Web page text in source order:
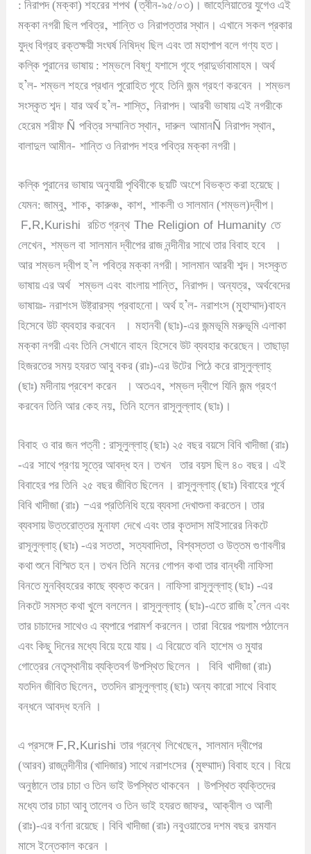
: নিরাপদ (মক্কা) শহরের শপথ (ত্বীন-৯৫/০৩) ।জাহেলিয়াতের যুগেও এই
মক্কা নগরী ছিল পবিত্র,শান্তি ও নিরাপত্তার স্থান ।এখানে সকল প্রকার
যুদ্ধ বিগ্রহ রক্তক্ষয়ী সংঘর্ষ নিষিদ্ধ ছিল এবং তা মহাপাপ বলে গণ্য হত।
কল্কি পুরানের ভাষায় : শম্ভলে বিষ্ণূ যশাসে গৃহে প্রাদুর্ভাবামাহম ।অর্থ
হ’ল- শম্ভল শহরে প্রধান পুরোহিত গৃহে তিনি জন্ম গ্রহণ করবেন ।শম্ভল
সংস্কৃত শব্দ।যার অর্থ হ’ল- শাস্তি,নিরাপদ।আরবী ভাষায় এই নগরীকে
হেরেম শরীফ Ñপবিত্র সম্মানিত স্থান,দারুল আমানÑনিরাপদ স্থান,
বালাদুল আমীন- শান্তি ও নিরাপদ শহর পবিত্র মক্কা নগরী ।
কল্কি পুরানের ভাষায় অনুযায়ী পৃথিবীকে ছয়টি অংশে বিভক্ত করা হয়েছে ।
যেমন: জাম্বু,শাক,কারুঞ্চ,কাশ,শাকলী ও সালমান (শম্ভল)দ্বীপ।
F.R.Kurishi রচিত গ্রন্থ The Religion of Humanityতে
লেখেন,শম্ভল বা সালমান দ্বীপের রাজ নন্দীনীর সাথে তার বিবাহ হবে
।
আর শম্ভল দ্বীপ হ’ল পবিত্র মক্কা নগরী ।সালমান আরবী শব্দ।সংস্কৃত
ভাষায় এর অর্থ
শম্ভল এবং বাংলায় শান্তি,নিরাপদ।অন্যত্র,অর্থবেদের
ভাষায়ঃ- নরাশংস উষ্ট্রারস্য প্রবাহনো ।অর্থ হ’ল- নরাশংস (মুহাম্মাদ)বাহন
হিসেবে উট ব্যবহার করবেন
। মহানবী (ছাঃ)-এর জন্মভূমি মরুভূমি এলাকা
মক্কা নগরী এবং তিনি সেখানে বাহন হিসেবে উট ব্যবহার করেছেন ।তাছাড়া
হিজরতের সময় হযরত আবু বকর (রাঃ)-এর উটের পিঠে করে রাসূলুল্লাহ্
(ছাঃ) মদীনায় প্রবেশ করেন
।অতএব,শম্ভল দ্বীপে যিনি জন্ম গ্রহণ
করবেন তিনি আর কেহ নয়,তিনি হলেন রাসূলুল্লাহ (ছাঃ) ।
বিবাহ ও বার জন পত্নী : রাসূলুল্লাহ্ (ছাঃ) ২৫ বছর বয়সে বিবি খাদীজা (রাঃ)
-এর সাথে প্রণয় সূত্রে আবদ্ধ হন ।তখন তার বয়স ছিল ৪০ বছর ।এই
বিবাহের পর তিনি ২৫ বছর জীবিত ছিলেন ।রাসূলুল্লাহ্ (ছাঃ) বিবাহের পূর্বে
বিবি খাদীজা (রাঃ) –এর প্রতিনিধি হয়ে ব্যবসা দেখাশুনা করতেন ।তার
ব্যবসায় উত্তরোত্তর মুনাফা দেখে এবং তার কৃতদাস মাইসারের নিকটে
রাসূলুল্লাহ্ (ছাঃ) -এর সততা,সত্যবাদিতা,বিশ্বস্ততা ও উত্তম গুণাবলীর
কথা শুনে বিস্মিত হন ।তখন তিনি মনের গোপন কথা তার বান্ধবী নাফিসা
বিনতে মুনব্বিহরের কাছে ব্যক্ত করেন । নাফিসা রাসূলুল্লাহ্ (ছাঃ) -এর
নিকটে সমস্ত কথা খুলে বললেন ।রাসূলুল্লাহ্(ছাঃ)-এতে রাজি হ’লেন এবং
তার চাচাদের সাথেও এ ব্যপারে পরামর্শ করলেন ।তারা বিয়ের পয়গাম পঠালেন
এবং কিছু দিনের মধ্যে বিয়ে হয়ে যায় ।এ বিয়েতে বনি হাশেম ও মুযার
গোত্রের নেতৃস্থানীয় ব্যক্তিবর্গ উপস্থিত ছিলেন । বিবি খাদীজা (রাঃ)
যতদিন জীবিত ছিলেন,ততদিন রাসূলুল্লাহ্ (ছাঃ) অন্য কারো সাথে বিবাহ
বন্ধনে আবদ্ধ হননি ।
এ প্রসঙ্গে F.R.Kurishiতার গ্রন্থে লিখেছেন,সালমান দ্বীপের
(আরব) রাজনন্দীনীর (খাদিজার) সাথে নরাশংসের (মুহ্ম্মাাদ) বিবাহ হবে ।বিয়ে
অনুষ্ঠানে তার চাচা ও তিন ভাই উপস্থিত থাকবেন
।উপস্থিত ব্যক্তিদের
মধ্যে তার চাচা আবু তালেব ও তিন ভাই হযরত জাফর,আক্বীল ও আলী
(রাঃ)-এর বর্ণনা রয়েছে ।বিবি খাদীজা (রাঃ) নবুওয়াতের দশম বছর রমযান
মাসে ইন্তেকাল করেন ।